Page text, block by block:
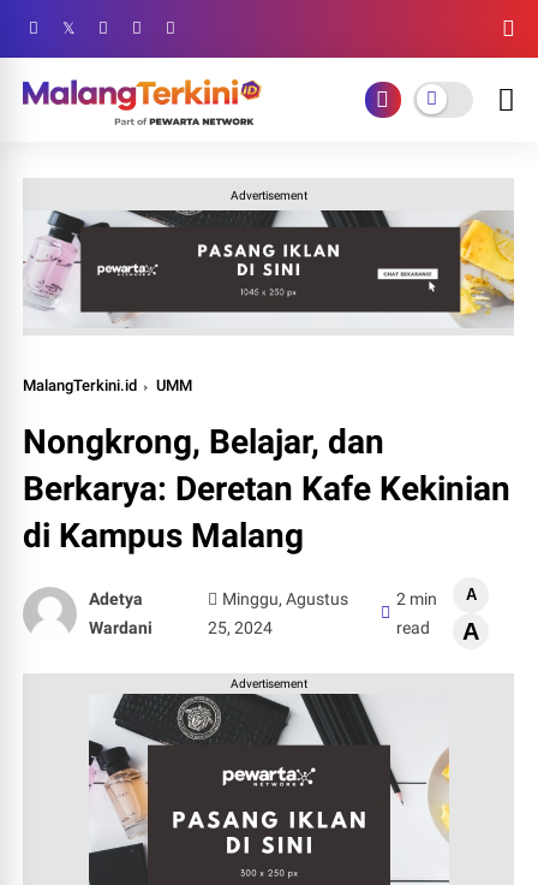
Advertisement
MalangTerkini.id UMM
Nongkrong, Belajar, dan
Berkarya: Deretan Kafe Kekinian
di Kampus Malang
Adetya
Wardani
Minggu, Agustus
25, 2024
2 min
read
A
A
Advertisement